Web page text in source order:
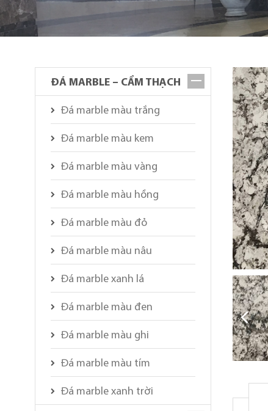
ĐÁ MARBLE – CẨM THẠCH
Đá marble màu trắng
Đá marble màu kem
Đá marble màu vàng
Đá marble màu hồng
Đá marble màu đỏ
Đá marble màu nâu
Đá marble xanh lá
Đá marble màu đen
Đá marble màu ghi
Đá marble màu tím
Đá marble xanh trời